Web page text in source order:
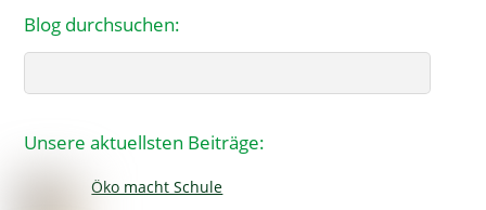
Blog durchsuchen:
Unsere aktuellsten Beiträge:
Öko macht Schule